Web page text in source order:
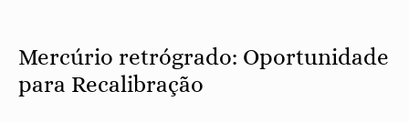
Mercúrio retrógrado: Oportunidade
para Recalibração